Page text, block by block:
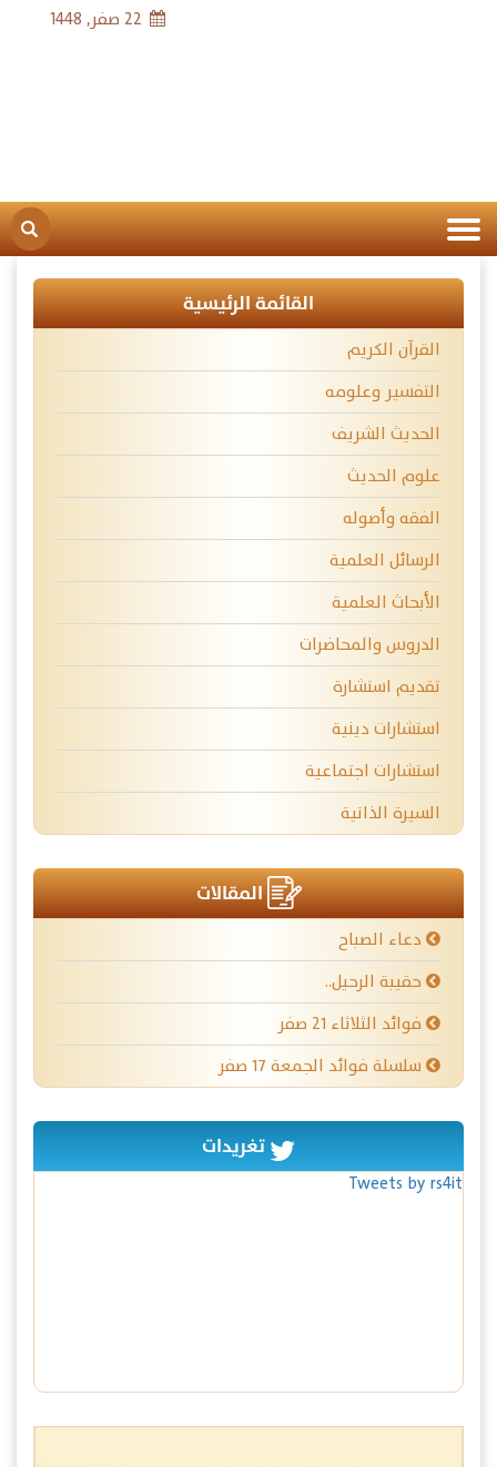
القائمة الرئيسية
القرآن الكريم
التفسير وعلومه
الحديث الشريف
علوم الحديث
الفقه وأصوله
الرسائل العلمية
الأبحاث العلمية
الدروس والمحاضرات
تقديم استشارة
استشارات دينية
استشارات اجتماعية
السيرة الذاتية
المقالات
دعاء الصباح
حقيبة الرحيل..
فوائد الثلاثاء ٢١ صفر
سلسلة فوائد الجمعة ١٧ صفر
تغريدات
Tweets by rs4it